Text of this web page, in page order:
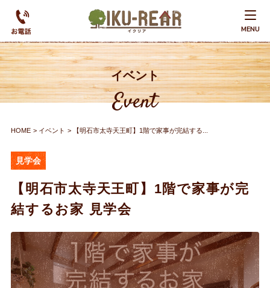
MENU
イベント
Event
HOME イベント 【明石市太寺天王町】1階で家事が完結する...
見学会
【明石市太寺天王町】1階で家事が完
結するお家 見学会